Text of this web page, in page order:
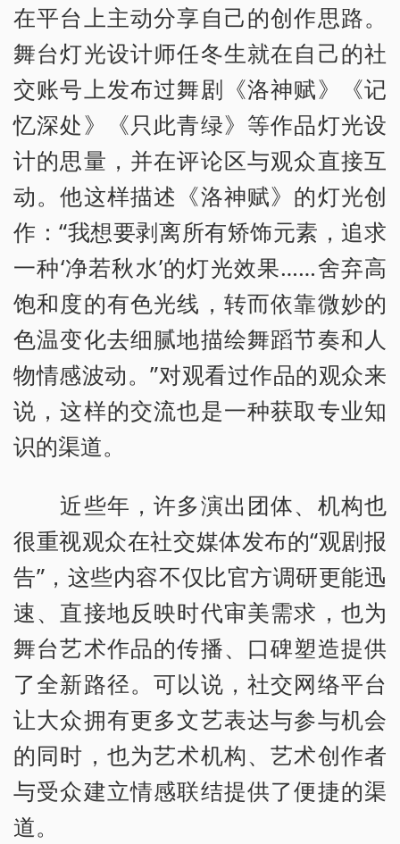
在平台上主动分享自己的创作思路。
舞台灯光设计师任冬生就在自己的社
交账号上发布过舞剧《洛神赋》《记
忆深处》《只此青绿》等作品灯光设
计的思量，并在评论区与观众直接互
动。他这样描述《洛神赋》的灯光创
作：“我想要剥离所有矫饰元素，追求
一种‘净若秋水’的灯光效果……舍弃高
饱和度的有色光线，转而依靠微妙的
色温变化去细腻地描绘舞蹈节奏和人
物情感波动。”对观看过作品的观众来
说，这样的交流也是一种获取专业知
识的渠道。
近些年，许多演出团体、机构也
很重视观众在社交媒体发布的“观剧报
告”，这些内容不仅比官方调研更能迅
速、直接地反映时代审美需求，也为
舞台艺术作品的传播、口碑塑造提供
了全新路径。可以说，社交网络平台
让大众拥有更多文艺表达与参与机会
的同时，也为艺术机构、艺术创作者
与受众建立情感联结提供了便捷的渠
道。